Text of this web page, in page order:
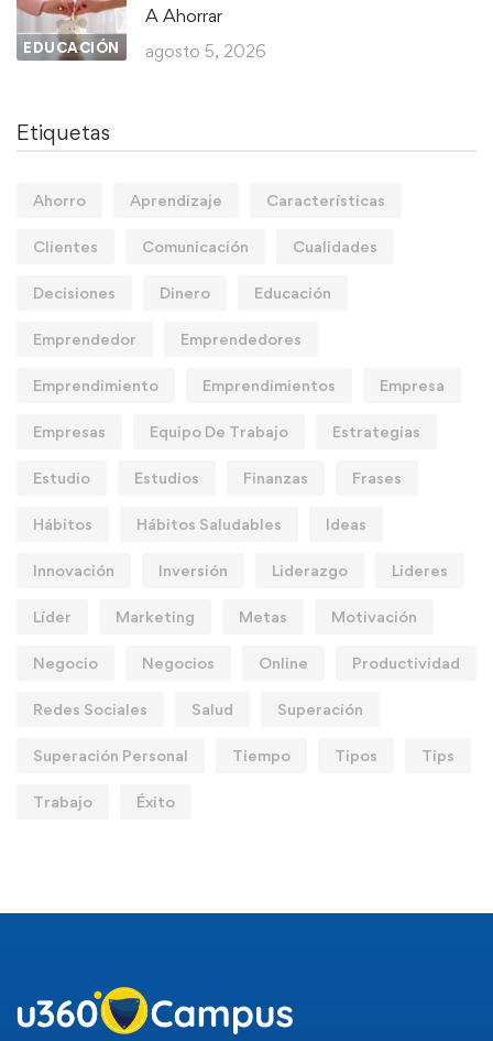
EDUCACIÓN
A Ahorrar
agosto 5, 2026
Etiquetas
Ahorro Aprendizaje Características
Clientes Comunicación Cualidades
Decisiones Dinero Educación
Emprendedor Emprendedores
Emprendimiento Emprendimientos Empresa
Empresas Equipo De Trabajo Estrategias
Estudio Estudios Finanzas Frases
Hábitos Hábitos Saludables Ideas
Innovación Inversión Liderazgo Lideres
Líder Marketing Metas Motivación
Negocio Negocios Online Productividad
Redes Sociales Salud Superación
Superación Personal Tiempo Tipos Tips
Trabajo Éxito